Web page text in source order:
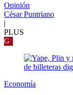
Opinión
César Puntriano
|
PLUS
G
Economía